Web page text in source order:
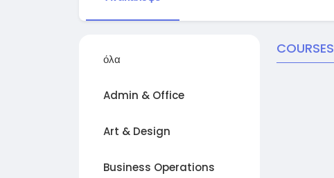
όλα
Admin & Office
Art & Design
Business Operations
COURSES